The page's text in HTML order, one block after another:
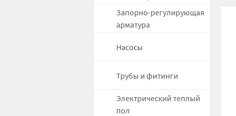
Запорно-регулирующая
арматура
Насосы
Трубы и фитинги
Электрический теплый
пол